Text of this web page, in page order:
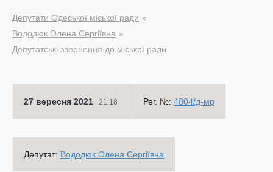
Депутати Одеської міської ради
Вододюк Олена Сергіївна
Депутатські звернення до міської ради
27 вересня 2021 21:18 Рег. №: 4804/д-мр
Депутат: Вододюк Олена Сергіївна